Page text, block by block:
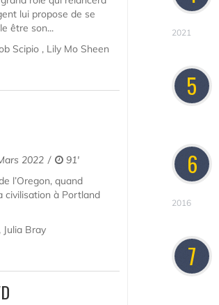
lui propose de se
être son...
Scipio , Lily Mo Sheen
2022
91'
l’Oregon, quand
civilisation à Portland
Bray
2021
5
6
2016
7